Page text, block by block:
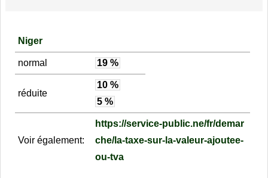
Niger
normal 19 %
réduite
10 %
5 %
Voir également:
https://service-public.ne/fr/demar
che/la-taxe-sur-la-valeur-ajoutee-
ou-tva